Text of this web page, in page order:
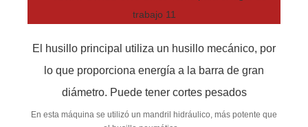
El husillo principal utiliza un husillo mecánico, por
lo que proporciona energía a la barra de gran
diámetro. Puede tener cortes pesados
En esta máquina se utilizó un mandril hidráulico, más potente que